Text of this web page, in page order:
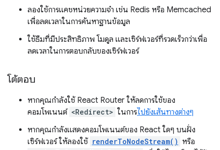
ลองใช้การแคชหน่วยความจำ เช่น Redis หรือ Memcached
เพื่อลดเวลาในการค้นหาฐานข้อมูล
ใช้ธีมที่มีประสิทธิภาพ โมดูล และเซิร์ฟเวอร์ที่รวดเร็วกว่าเพื่อ
ลดเวลาในการตอบกลับของเซิร์ฟเวอร์
โต้ตอบ
หากคุณกำลังใช้ React Router ให้ลดการใช้ของ
คอมโพเนนต์ <Redirect> ในการไปยังเส้นทางต่างๆ
หากคุณกำลังแสดงคอมโพเนนต์ของ React ใดๆ บนฝั่ง
เซิร์ฟเวอร์ ให้ลองใช้ renderToNodeStream() หรือ